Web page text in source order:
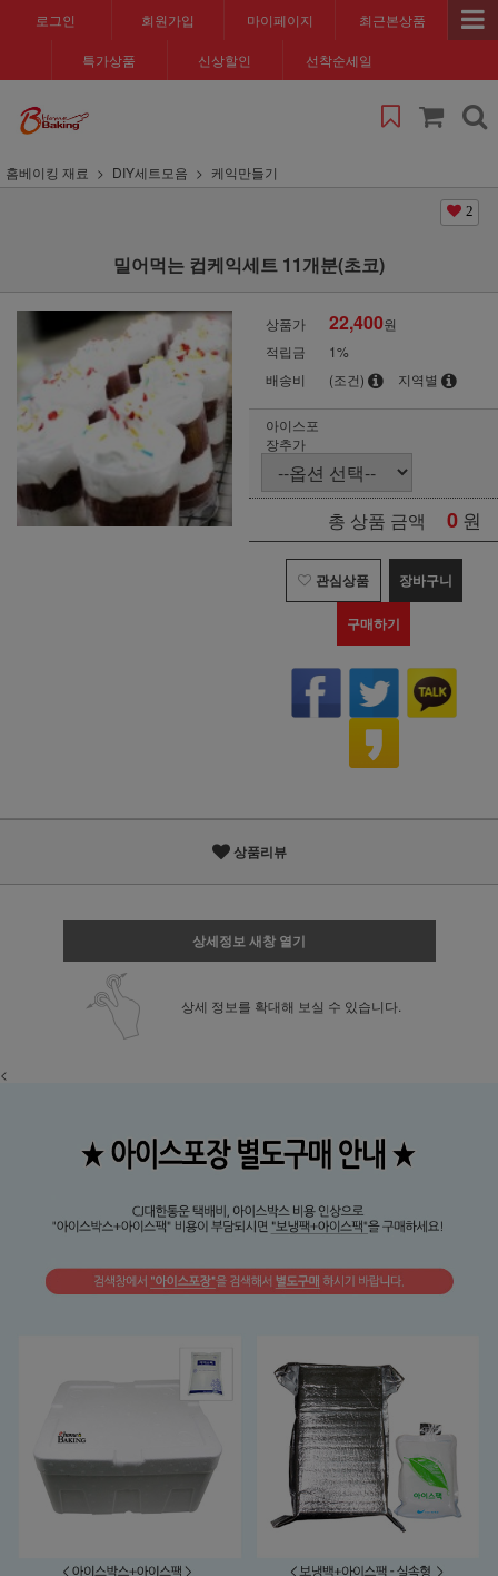
로그인 회원가입 마이페이지 최근본상품
특가상품 신상할인 선착순세일
홈베이킹 재료 DIY세트모음 케익만들기
2
밀어먹는 컵케익세트 11개분(초코)
상품가 22,400원
적립금
1%
배송비
(조건) 지역별
아이스포
장추가
총 상품 금액 0 원
관심상품 장바구니
구매하기
상품리뷰
상세정보 새창 열기
상세 정보를 확대해 보실 수 있습니다.
<